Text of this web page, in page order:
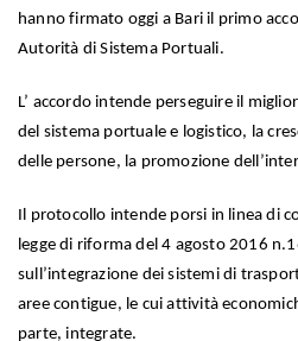
hanno firmato oggi a Bari il primo
Autorità di Sistema Portuali.
L’ accordo intende perseguire il
del sistema portuale e logistico, la
delle persone, la promozione
Il protocollo intende porsi in linea di
legge di riforma del 4 agosto 2016
sull’integrazione dei sistemi di
aree contigue, le cui attività
parte, integrate.